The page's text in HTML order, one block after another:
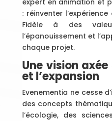
expert en animation et
: réinventer
Fidèle à des
l’épanouissement et
chaque projet.
Une vision
et l’expansion
Evenementia ne cesse
des concepts
l’écologie, des